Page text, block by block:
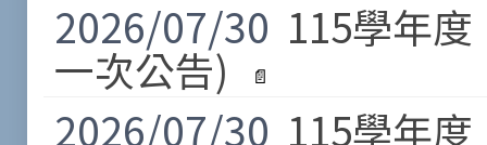
2026/07/30 115學年
一次公告)
2026/07/30 115學年